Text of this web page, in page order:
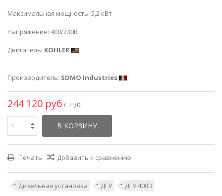
Максимальная мощность: 5,2 кВт
Напряжение: 400/230В
Двигатель: KOHLER
Производитель: SDMO Industries
244 120 руб С НДС
В КОРЗИНУ
Печать Добавить к сравнению
Дизельная установка ДГУ
ДГУ 400В